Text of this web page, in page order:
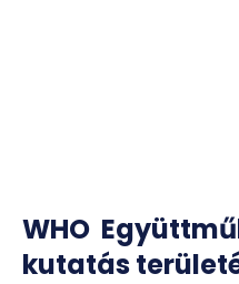
WHO
kutatás